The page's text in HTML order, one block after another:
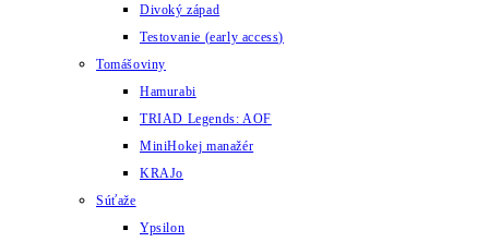
Divoký západ
Testovanie (early access)
Tomášoviny
Hamurabi
TRIAD Legends: AOF
MiniHokej manažér
KRAJo
Súťaže
Ypsilon